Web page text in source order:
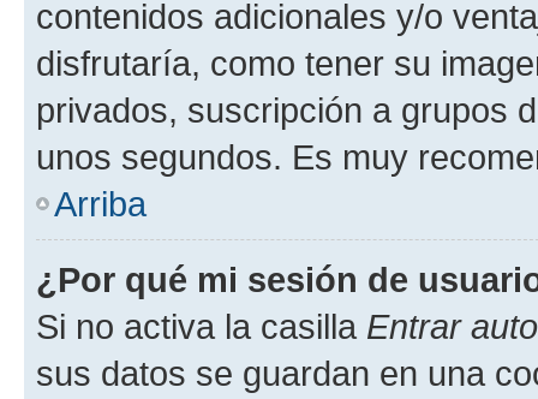
contenidos adicionales y/o
disfrutaría, como tener su
privados, suscripción a grupos
unos segundos. Es muy
Arriba
¿Por qué mi sesión de
Si no activa la casilla Entrar
sus datos se guardan en una